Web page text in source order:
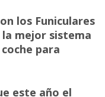
los Funiculares
la mejor sistema
para
este año el